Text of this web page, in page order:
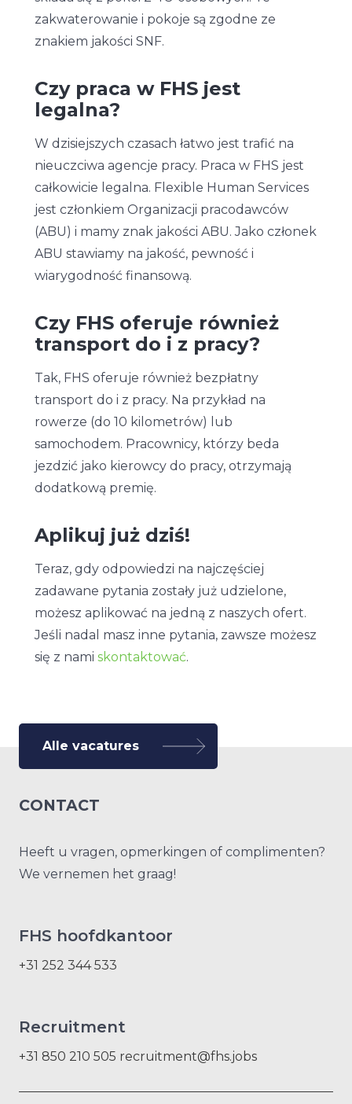
zakwaterowanie i pokoje są zgodne ze
znakiem jakości SNF.
Czy praca w FHS jest
legalna?
W dzisiejszych czasach łatwo jest trafić na
nieuczciwa agencje pracy. Praca w FHS jest
całkowicie legalna. Flexible Human Services
jest członkiem Organizacji pracodawców
(ABU) i mamy znak jakości ABU. Jako członek
ABU stawiamy na jakość, pewność i
wiarygodność finansową.
Czy FHS oferuje również
transport do i z pracy?
Tak, FHS oferuje również bezpłatny
transport do i z pracy. Na przykład na
rowerze (do 10 kilometrów) lub
samochodem. Pracownicy, którzy beda
jezdzić jako kierowcy do pracy, otrzymają
dodatkową premię.
Aplikuj już dziś!
Teraz, gdy odpowiedzi na najczęściej
zadawane pytania zostały już udzielone,
możesz aplikować na jedną z naszych ofert.
Jeśli nadal masz inne pytania, zawsze możesz
się z nami skontaktować.
Alle vacatures
CONTACT
Heeft u vragen, opmerkingen of complimenten?
We vernemen het graag!
FHS hoofdkantoor
+31 252 344 533
Recruitment
+31 850 210 505 recruitment@fhs.jobs